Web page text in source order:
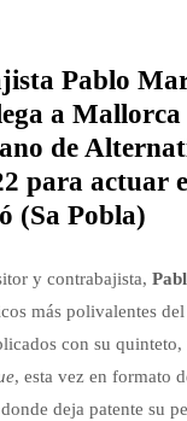
Pablo
a
de
para actuar
(Sa Pobla)
y contrabajista,
más polivalentes
con su quinteto,
, esta vez en formato
deja patente su